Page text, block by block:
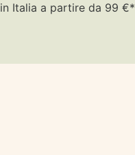
in Italia a partire da 99 €*